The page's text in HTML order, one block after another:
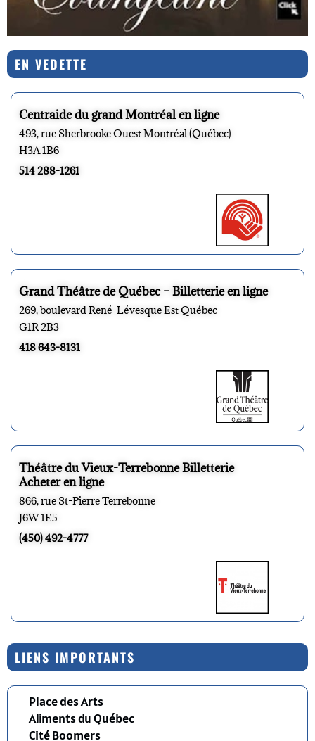
EN VEDETTE
Centraide du grand Montréal en ligne
493, rue Sherbrooke Ouest Montréal (Québec)
H3A 1B6
514 288-1261
Grand Théâtre de Québec – Billetterie en ligne
269, boulevard René-Lévesque Est Québec
G1R 2B3
418 643-8131
Théâtre du Vieux-Terrebonne Billetterie
Acheter en ligne
866, rue St-Pierre Terrebonne
J6W 1E5
(450) 492-4777
LIENS IMPORTANTS
Place des Arts
Aliments du Québec
Cité Boomers